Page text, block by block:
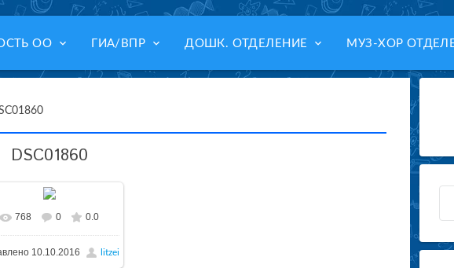
ОО keyboard_arrow_down ГИА/ВПР keyboard_arrow_down ДОШК. ОТДЕЛЕНИЕ keyboard_arrow_down МУЗ-ХОР
DSC01860
768 0 0.0
10.10.2016 litzei